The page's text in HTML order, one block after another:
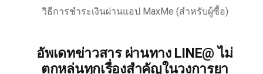
วิธีการชำระเงินผ่านแอป MaxMe (สำหรับผู้ซื้อ)
อัพเดทข่าวสาร ผ่านทาง LINE@ ไม่
ตกหล่นทุกเรื่องสำคัญในวงการยา